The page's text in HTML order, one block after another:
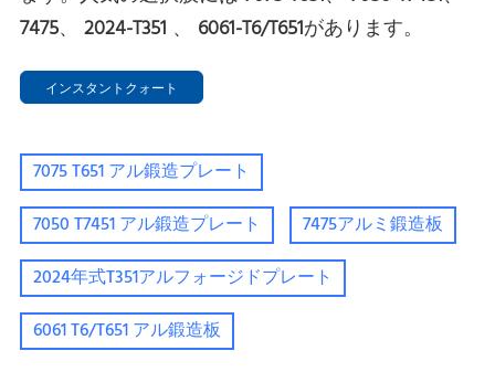
7475、 2024-T351 、 6061-T6/T651があります。
インスタントクォート
7075 T651 アル鍛造プレート
7050 T7451 アル鍛造プレート
7475アルミ鍛造板
2024年式T351アルフォージドプレート
6061 T6/T651 アル鍛造板